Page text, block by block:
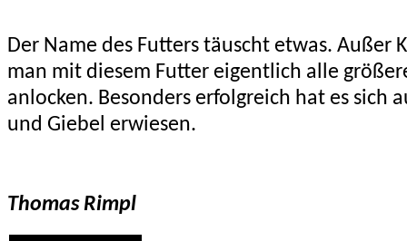
Der Name des Futters täuscht etwas. Außer
man mit diesem Futter eigentlich alle
anlocken. Besonders erfolgreich hat es sich
und Giebel erwiesen.
Thomas Rimpl